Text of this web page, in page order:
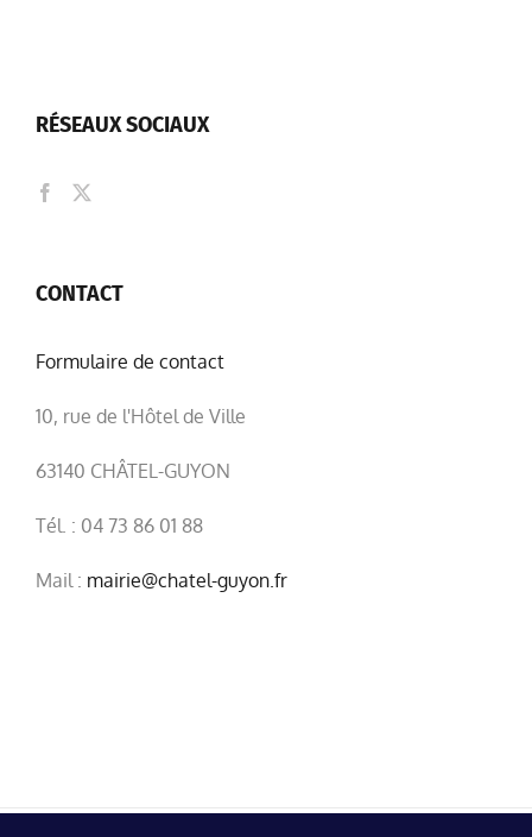
RÉSEAUX SOCIAUX
CONTACT
Formulaire de contact
10, rue de l'Hôtel de Ville
63140 CHÂTEL-GUYON
Tél. : 04 73 86 01 88
Mail : mairie@chatel-guyon.fr